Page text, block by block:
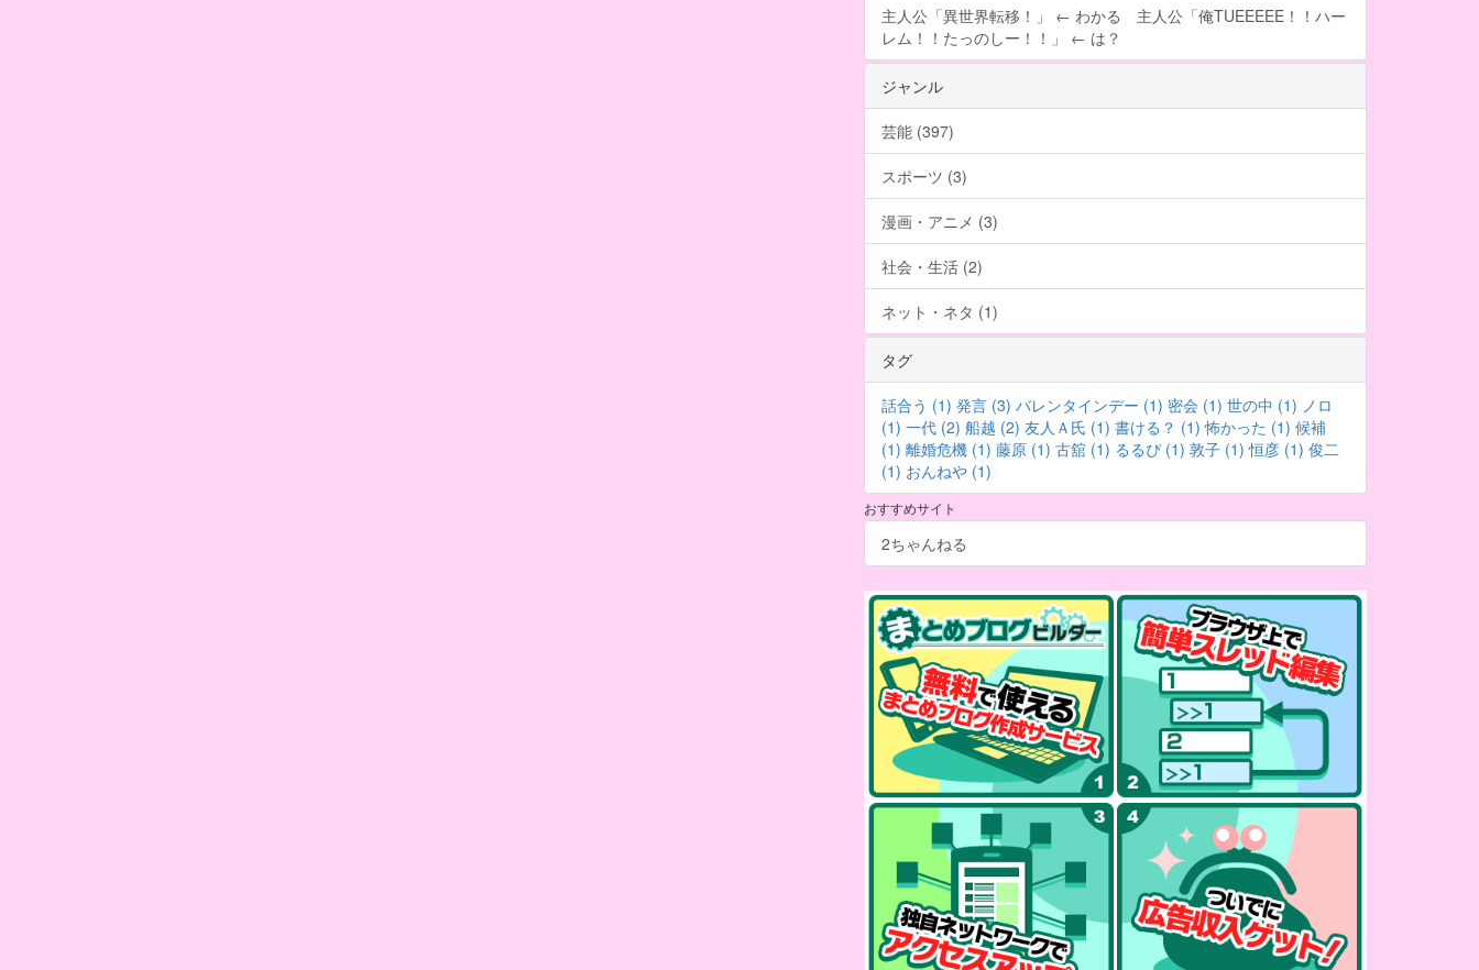
主人公「異世界転移！」 ← わかる 主人公「俺TUEEEEE！！ハー
レム！！たっのしー！！」 ← は？
ジャンル
芸能 (397)
スポーツ (3)
漫画・アニメ (3)
社会・生活 (2)
ネット・ネタ (1)
タグ
話合う (1) 発言 (3) バレンタインデー (1) 密会 (1) 世の中 (1) ノロ
(1) 一代 (2) 船越 (2) 友人Ａ氏 (1) 書ける？ (1) 怖かった (1) 候補
(1) 離婚危機 (1) 藤原 (1) 古舘 (1) るるぴ (1) 敦子 (1) 恒彦 (1) 俊二
(1) おんねや (1)
おすすめサイト
2ちゃんねる